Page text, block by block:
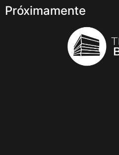
Próximamente